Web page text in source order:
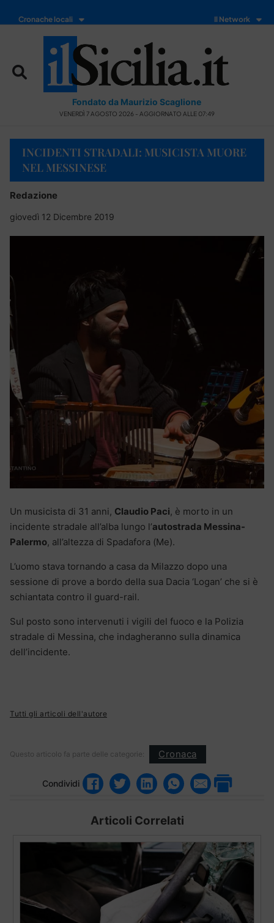
Cronache locali Il Network
Fondato da Maurizio Scaglione
VENERDÌ 7 AGOSTO 2026 - AGGIORNATO ALLE 07:49
INCIDENTI STRADALI: MUSICISTA MUORE
NEL MESSINESE
Redazione
giovedì 12 Dicembre 2019
Un musicista di 31 anni, Claudio Paci, è morto in un
incidente stradale all’alba lungo l’autostrada Messina-
Palermo, all’altezza di Spadafora (Me).
L’uomo stava tornando a casa da Milazzo dopo una
sessione di prove a bordo della sua Dacia ‘Logan’ che si è
schiantata contro il guard-rail.
Sul posto sono intervenuti i vigili del fuoco e la Polizia
stradale di Messina, che indagheranno sulla dinamica
dell’incidente.
Tutti gli articoli dell'autore
Questo articolo fa parte delle categorie: Cronaca
Condividi
Articoli Correlati